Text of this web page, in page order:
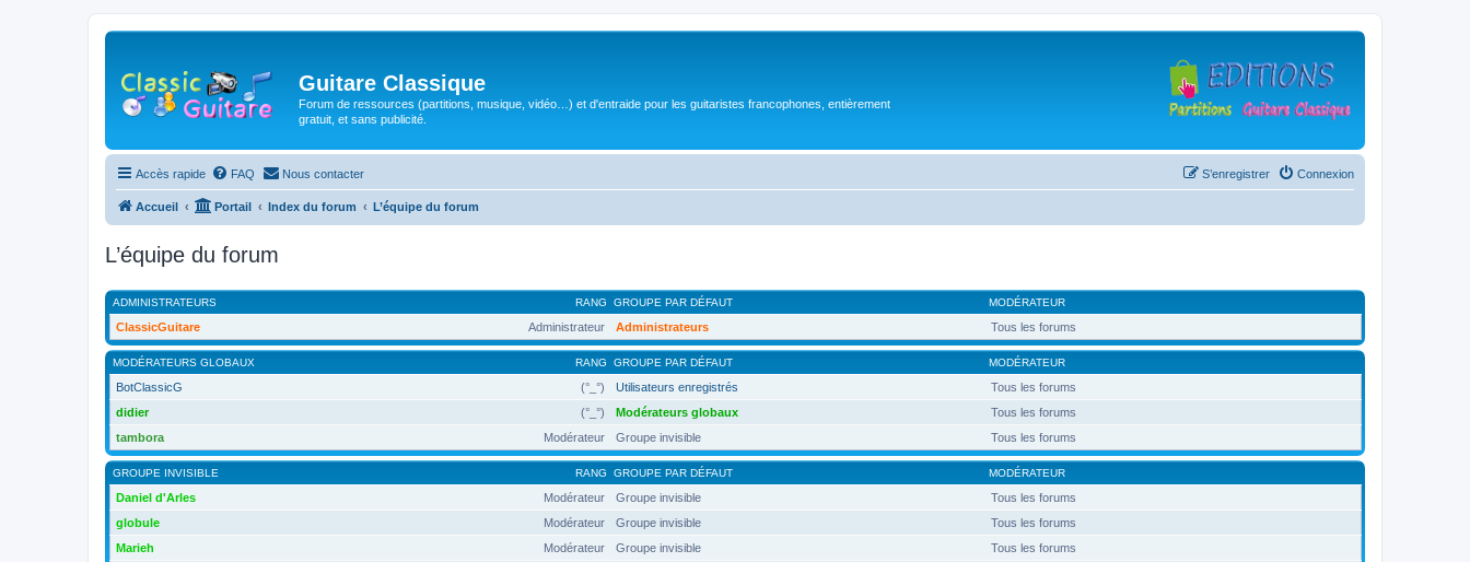
Guitare Classique
Forum de ressources (partitions, musique, vidéo…) et d'entraide pour les guitaristes francophones, entièrement
gratuit, et sans publicité.
Accès rapide FAQ Nous contacter Connexion
S’enregistrer
Accueil Portail Index du forum L’équipe du forum
L’équipe du forum
RANG
ADMINISTRATEURS GROUPE PAR DÉFAUT MODÉRATEUR
Administrateur
ClassicGuitare Administrateurs Tous les forums
RANG
MODÉRATEURS GLOBAUX GROUPE PAR DÉFAUT MODÉRATEUR
(°_°)
BotClassicG Utilisateurs enregistrés
Tous les forums
(°_°)
didier Modérateurs globaux
Tous les forums
Modérateur
tambora Groupe invisible Tous les forums
RANG
GROUPE INVISIBLE GROUPE PAR DÉFAUT MODÉRATEUR
Modérateur
Daniel d'Arles Groupe invisible
Tous les forums
Modérateur
globule Groupe invisible
Tous les forums
Modérateur
Marieh Groupe invisible
Tous les forums